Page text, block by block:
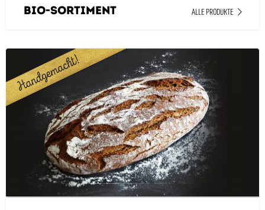
Bio-Sortiment ALLE PRODUKTE